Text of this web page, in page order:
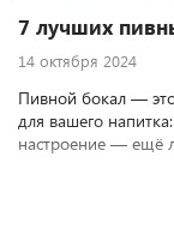
7 лучших
14 октября 2024
Пивной бокал —
для вашего
настроение — ещё